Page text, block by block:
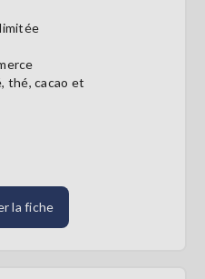
thé, cacao et
la fiche